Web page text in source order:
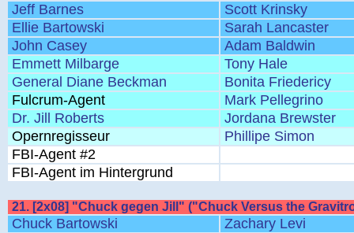
Jeff Barnes
Scott Krinsky
Ellie Bartowski
Sarah Lancaster
John Casey
Adam Baldwin
Emmett Milbarge
Tony Hale
General Diane Beckman
Bonita Friedericy
Fulcrum-Agent
Mark Pellegrino
Dr. Jill Roberts
Jordana Brewster
Opernregisseur
Phillipe Simon
FBI-Agent #2
FBI-Agent im Hintergrund
21. [2x08] "Chuck gegen Jill" ("Chuck Versus the
Chuck Bartowski
Zachary Levi